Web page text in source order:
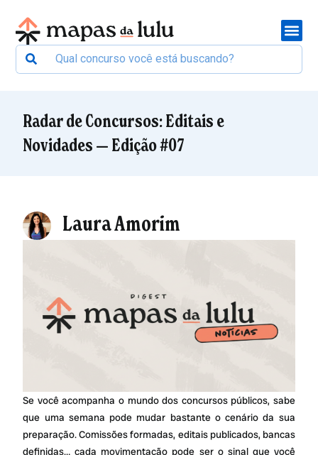
Radar de Concursos: Editais e
Novidades — Edição #07
Laura Amorim
Se você acompanha o mundo dos concursos públicos, sabe
que uma semana pode mudar bastante o cenário da sua
preparação. Comissões formadas, editais publicados, bancas
definidas… cada movimentação pode ser o sinal que você